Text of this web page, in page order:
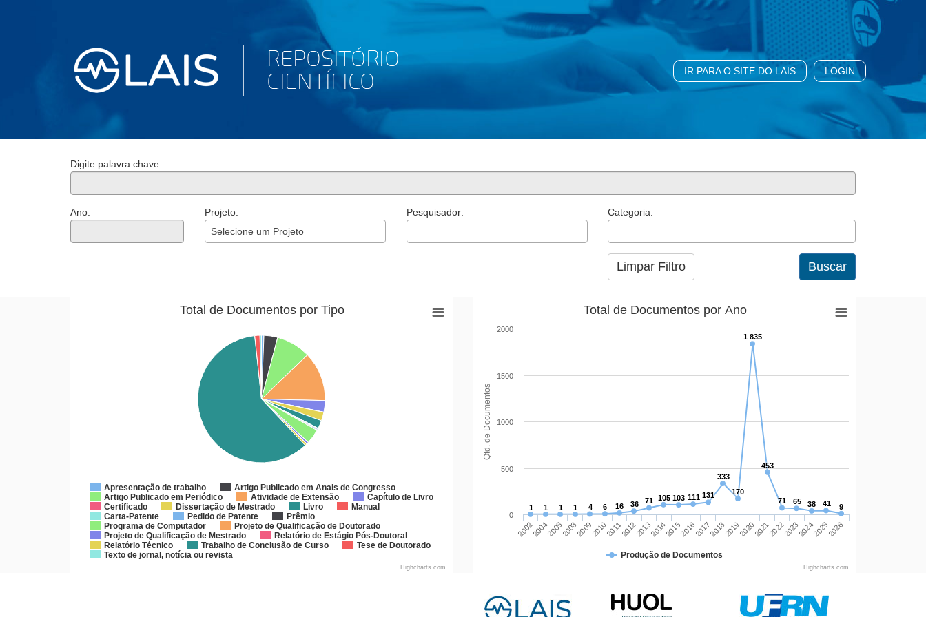
IR PARA O SITE DO LAIS LOGIN
Digite palavra chave:
Ano:
Projeto:
Selecione um Projeto
Pesquisador: Categoria:
Limpar Filtro Buscar
Total de Documentos por Tipo
Apresentação de trabalho
Artigo Publicado em Anais de Congresso
Artigo Publicado em Periódico
Atividade de Extensão
Capítulo de Livro
Certificado
Dissertação de Mestrado Livro
Manual
Carta-Patente
Pedido de Patente
Prêmio
Programa de Computador
Projeto de Qualificação de Doutorado
Projeto de Qualificação de Mestrado
Relatório de Estágio Pós-Doutoral
Relatório Técnico
Trabalho de Conclusão de Curso
Tese de Doutorado
Texto de jornal, notícia ou revista
Highcharts.com
Qtd. de Documentos
Total de Documentos por Ano
1 1 1 1 4 6 16 36 71 105 103 111 131
333
170
1 835
453
71 65 38 41 9
Produção de Documentos
2002200420052008200920102011201220132014201520162017201820192020202120222023202420252026
0
500
1000
1500
2000
Highcharts.com